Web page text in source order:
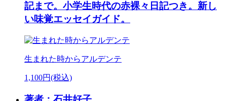
記まで。小学生時代の赤裸々日記つき。新し
い味覚エッセイガイド。
生まれた時からアルデンテ
1,100円(税込)